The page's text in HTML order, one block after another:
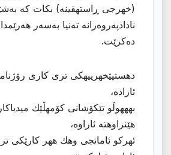
(خهرجی ڕاستهقینه) بکات کە
نادادپەروەرانە تەنیا بەسەر
دەکرێت.
دهستپێخهرییهكی تری كاری
ئازاده،
بهههوڵو تێكۆشانی كۆمهڵێك
هێنراوهته ئاراوه،
ئهركو ئامانجی وهك ههر كارێكی